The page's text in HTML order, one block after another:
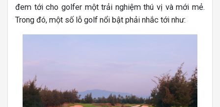
đem tới cho golfer một trải nghiệm thú vị và mới mẻ.
Trong đó, một số lỗ golf nổi bật phải nhắc tới như: